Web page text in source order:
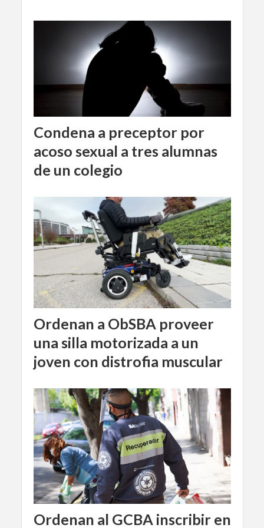
Condena a preceptor por
acoso sexual a tres alumnas
de un colegio
Ordenan a ObSBA proveer
una silla motorizada a un
joven con distrofia muscular
Ordenan al GCBA inscribir en